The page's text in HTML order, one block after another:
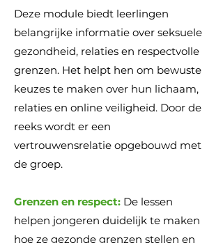
Deze module biedt leerlingen
belangrijke informatie over seksuele
gezondheid, relaties en respectvolle
grenzen. Het helpt hen om bewuste
keuzes te maken over hun lichaam,
relaties en online veiligheid. Door de
reeks wordt er een
vertrouwensrelatie opgebouwd met
de groep.
Grenzen en respect: De lessen
helpen jongeren duidelijk te maken
hoe ze gezonde grenzen stellen en